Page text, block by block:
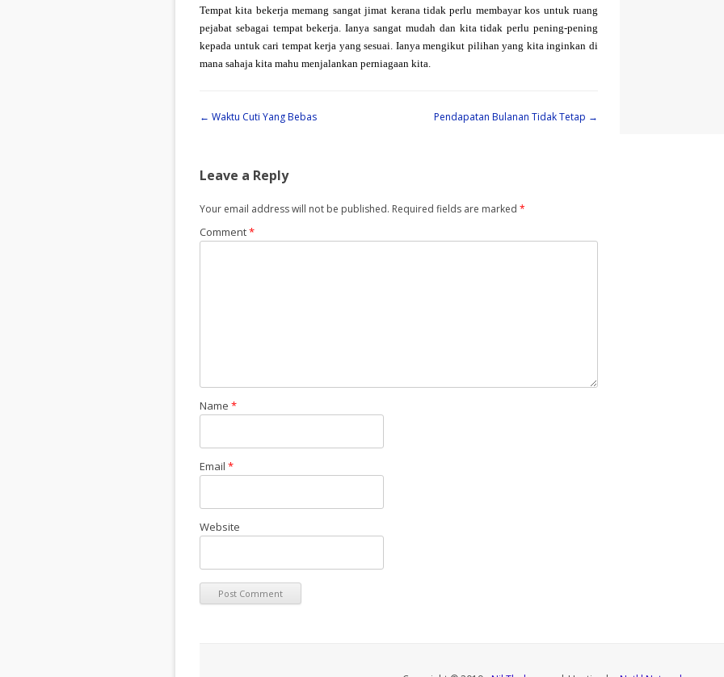
Tempat kita bekerja memang sangat jimat kerana tidak perlu membayar kos untuk ruang
pejabat sebagai tempat bekerja. Ianya sangat mudah dan kita tidak perlu pening-pening
kepada untuk cari tempat kerja yang sesuai. Ianya mengikut pilihan yang kita inginkan di
mana sahaja kita mahu menjalankan perniagaan kita.
Post navigation
← Waktu Cuti Yang Bebas Pendapatan Bulanan Tidak Tetap →
Leave a Reply
Your email address will not be published. Required fields are marked *
Comment*
Name *
Email *
Website